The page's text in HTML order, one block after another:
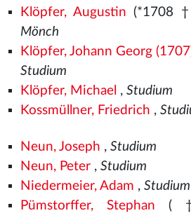
Klöpfer, Augustin (*1708
Mönch
Klöpfer, Johann Georg
Studium
Klöpfer, Michael , Studium
Kossmüllner, Friedrich ,
Neun, Joseph , Studium
Neun, Peter, Studium
Niedermeier, Adam , Studium
Pümstorffer, Stephan (